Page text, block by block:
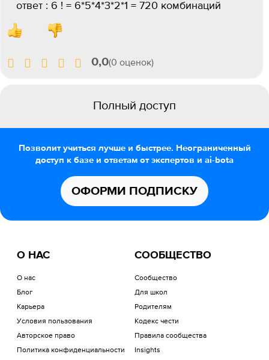
ответ : 6 ! = 6*5*4*3*2*1 = 720 комбинаций
0,0(0 оценок)
Полный доступ
Позволит учиться лучше и быстрее. Неограниченный
доступ к базе и ответам от экспертов и ai-bota
ОФОРМИ ПОДПИСКУ
О НАС
О нас
Блог
Карьера
Условия пользования
Авторское право
Политика конфиденциальности
СООБЩЕСТВО
Сообщество
Для школ
Родителям
Кодекс чести
Правила сообщества
Insights